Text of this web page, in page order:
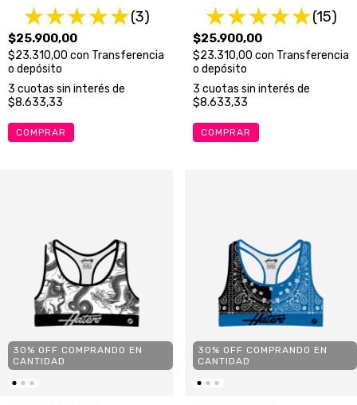
(3)
$25.900,00
$23.310,00 con Transferencia
o depósito
3 cuotas sin interés de
$8.633,33
COMPRAR
(15)
$25.900,00
$23.310,00 con Transferencia
o depósito
3 cuotas sin interés de
$8.633,33
COMPRAR
30% OFF COMPRANDO EN
CANTIDAD
30% OFF COMPRANDO EN
CANTIDAD